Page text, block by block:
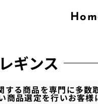
レギンス
る商品を専門に多数取
品選定を行いお客様